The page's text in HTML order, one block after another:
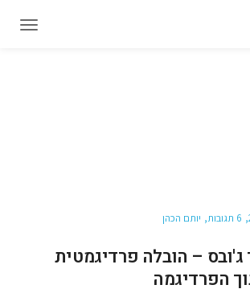
6 תגובות יותם הכהן
– הובלה פרדיגמטית
הפרדיגמה